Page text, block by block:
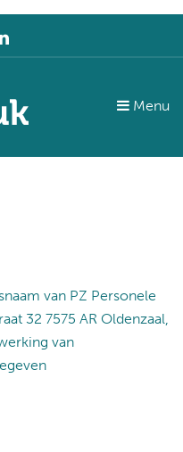
Menu
van PZ Personele
32 7575 AR Oldenzaal,
van